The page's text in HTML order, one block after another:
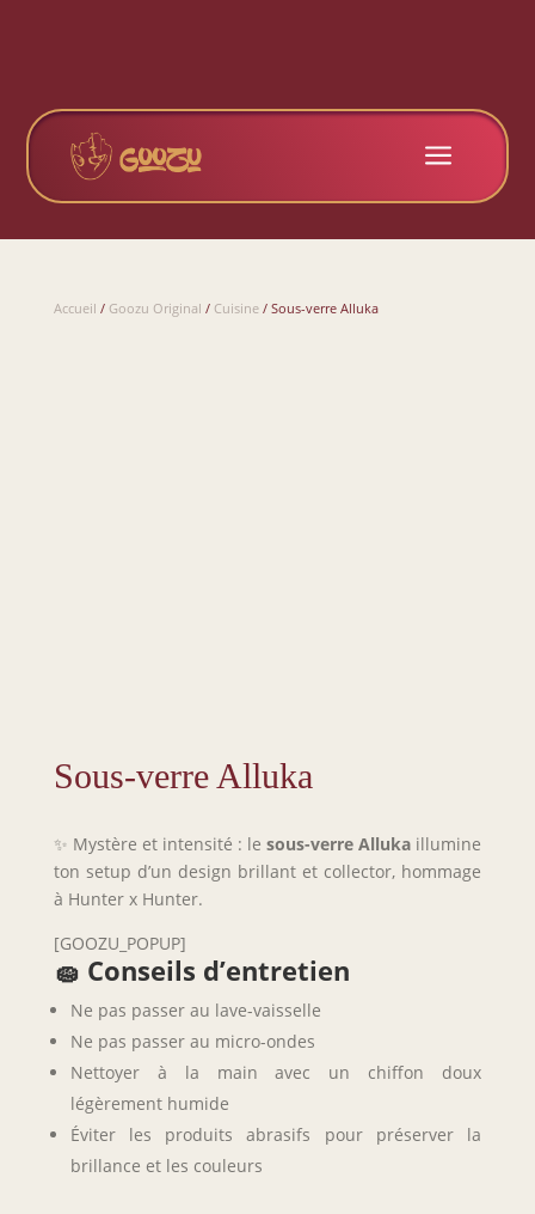
a
Accueil / Goozu Original / Cuisine/ Sous-verre Alluka
Sous-verre Alluka
✨ Mystère et intensité : lesous-verre Alluka illumine
ton setup d’un design brillant et collector, hommage
à Hunter x Hunter.
[GOOZU_POPUP]
🧽 Conseils d’entretien
Ne pas passer au lave-vaisselle
Ne pas passer au micro-ondes
Nettoyer à la main avec un chiffon doux
légèrement humide
Éviter les produits abrasifs pour préserver la
brillance et les couleurs